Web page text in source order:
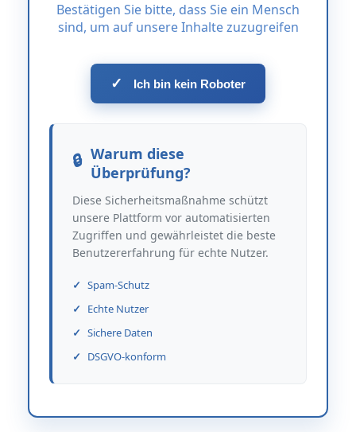
Bestätigen Sie bitte, dass Sie ein Mensch
sind, um auf unsere Inhalte zuzugreifen
✓ Ich bin kein Roboter
Warum diese
Überprüfung?
Diese Sicherheitsmaßnahme schützt
unsere Plattform vor automatisierten
Zugriffen und gewährleistet die beste
Benutzererfahrung für echte Nutzer.
Spam-Schutz
Echte Nutzer
Sichere Daten
DSGVO-konform